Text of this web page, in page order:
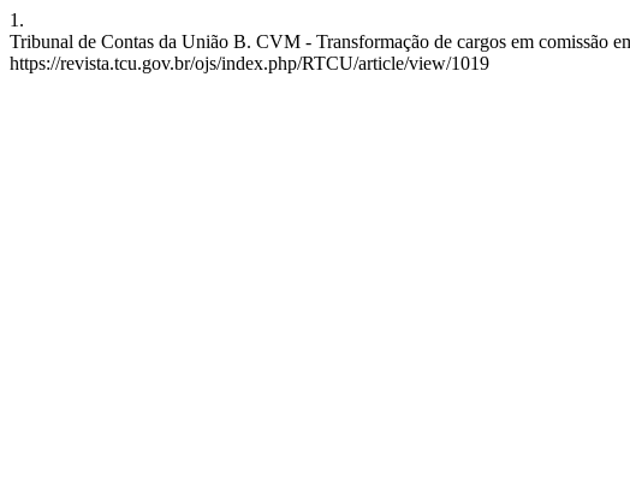
1.
Tribunal de Contas da União B. CVM - Transformação de cargos em comissão
https://revista.tcu.gov.br/ojs/index.php/RTCU/article/view/1019